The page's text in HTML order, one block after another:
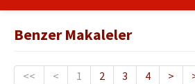
Yayın Politikası
Benzer Makaleler
<< < 1 2 3 4 >